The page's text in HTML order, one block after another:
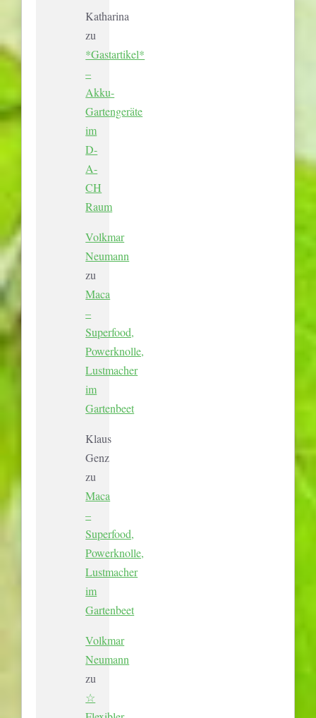
Katharina
zu
*Gastartikel*
–
Akku-
Gartengeräte
im
D-
A-
CH
Raum
Volkmar
Neumann
zu
Maca
–
Superfood,
Powerknolle,
Lustmacher
im
Gartenbeet
Klaus
Genz
zu
Maca
–
Superfood,
Powerknolle,
Lustmacher
im
Gartenbeet
Volkmar
Neumann
zu
☆